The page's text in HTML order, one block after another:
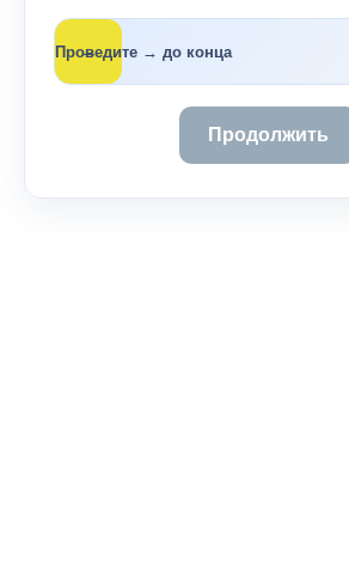
Проведите → до конца
→
Продолжить